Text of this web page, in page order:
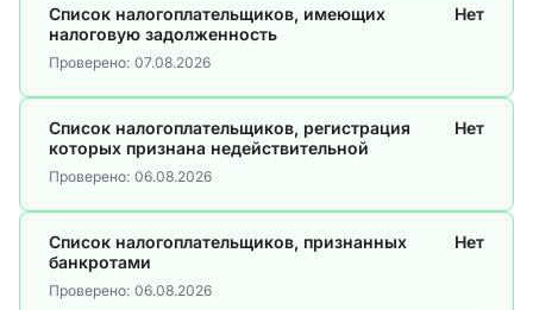
Список налогоплательщиков, имеющих
налоговую задолженность
Нет
Проверено: 07.08.2026
Список налогоплательщиков, регистрация
которых признана недействительной
Нет
Проверено: 06.08.2026
Список налогоплательщиков, признанных
банкротами
Нет
Проверено: 06.08.2026